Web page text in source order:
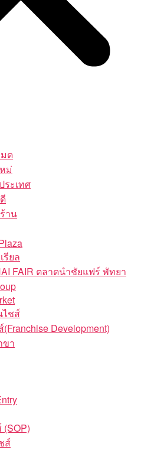
ด
ม่
ระเทศ
าน
รียล
FAIR ตลาดนำชัยแฟร์ พัทยา
ไชส์
Development)
ขา
ส์